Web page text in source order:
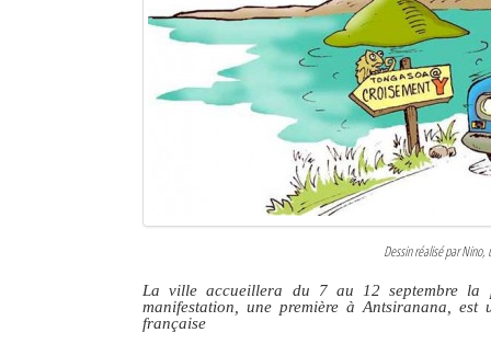
Dessin réalisé par Nino,
La ville accueillera du 7 au 12 septembre la
manifestation, une première à Antsiranana,
française